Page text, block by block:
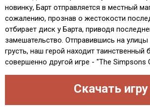
новинку, Барт отправляется в местный
сожалению, прознав о жестокости
отбирает диск у Барта, приводя
замешательство. Отправившись на улицы
грусть, наш герой находит таинственный
совершенно другой игре - "The Simpsons
Скачать игру